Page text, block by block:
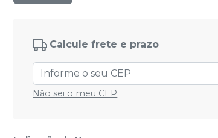
Calcule frete e prazo
Não sei o meu CEP